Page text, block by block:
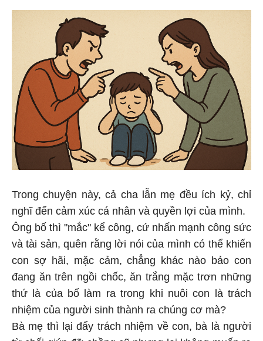
Trong chuyện này, cả cha lẫn mẹ đều ích kỷ, chỉ
nghĩ đến cảm xúc cá nhân và quyền lợi của mình.
Ông bố thì "mắc" kể công, cứ nhấn mạnh công sức
và tài sản, quên rằng lời nói của mình có thể khiến
con sợ hãi, mặc cảm, chẳng khác nào bảo con
đang ăn trên ngồi chốc, ăn trắng mặc trơn những
thứ là của bố làm ra trong khi nuôi con là trách
nhiệm của người sinh thành ra chúng cơ mà?
Bà mẹ thì lại đẩy trách nhiệm về con, bà là người